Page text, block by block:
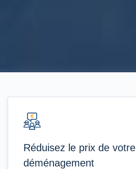
Réduisez le prix de votre
déménagement